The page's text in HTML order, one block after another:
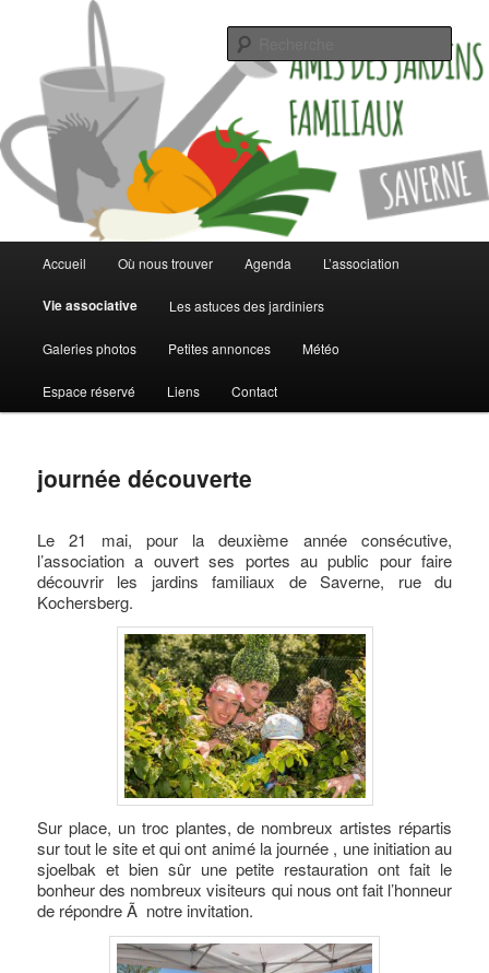
Les jardins familiaux de Saverne
Jardinez malin
principalAller
Aller
Accueil Où nous trouver Agenda L’association
Vie associative Les astuces des jardiniers
Galeries photos Petites annonces Météo
Espace réservé Liens Contact
journée découverte
Le 21 mai, pour la deuxième année consécutive,
l’association a ouvert ses portes au public pour faire
découvrir les jardins familiaux de Saverne, rue du
Kochersberg.
Sur place, un troc plantes, de nombreux artistes répartis
sur tout le site et qui ont animé la journée , une initiation au
sjoelbak et bien sûr une petite restauration ont fait le
bonheur des nombreux visiteurs qui nous ont fait l’honneur
de répondre Ã notre invitation.